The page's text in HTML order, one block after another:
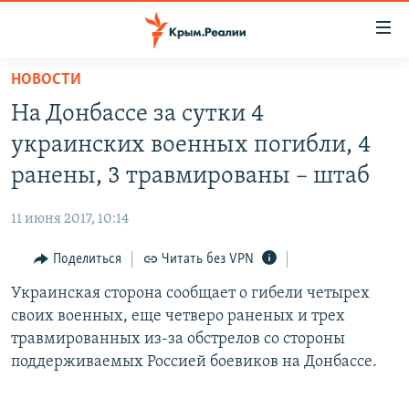
Вернуться
основному
содержанию
Вернутся
главной
Вернутся
поиску
СПЕЦПРОЕКТЫ
11 ЛЕТ ОККУПАЦИИ КРЫМА. 11 ИСТОРИЙ СОПРОТИВЛЕНИЯ
ВОДА
ЕЩЕ
ИНТЕРАКТИВ
ИНФОГРАФИКА
ТЕЛЕПРОЕКТ КРЫМ.РЕАЛИИ
СОВЕТЫ ПРАВОЗАЩИТНИКОВ
РАДІО СВОБОДА
КАК ОБОЙТИ БЛОКИРОВКУ
Українською
Qırımtatar
НОВОСТИ
На Донбассе за сутки 4
украинских военных погибли, 4
ранены, 3 травмированы – штаб
11 июня 2017, 10:14
Поделиться Читать без VPN
Украинская сторона сообщает о гибели четырех
своих военных, еще четверо раненых и трех
травмированных из-за обстрелов со стороны
поддерживаемых Россией боевиков на Донбассе.